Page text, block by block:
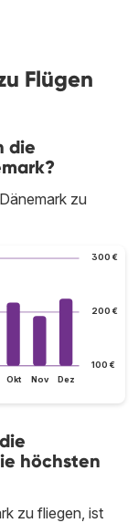
Flügen
die
zu
100 €
200 €
300 €
Okt Nov Dez
höchsten
zu fliegen, ist